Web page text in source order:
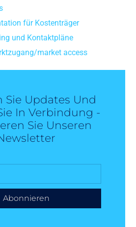
für Kostenträger
und Kontaktpläne
market access
Sie Updates Und
In Verbindung -
Sie Unseren
Abonnieren